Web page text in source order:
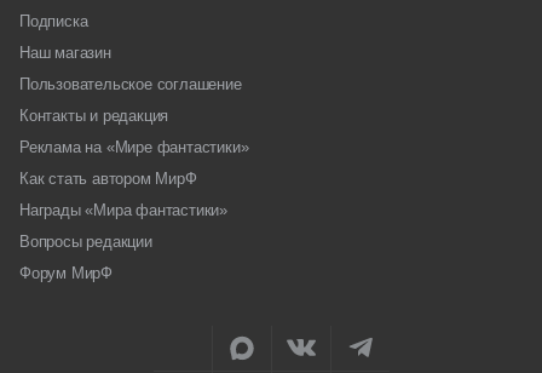
Подписка
Наш магазин
Пользовательское соглашение
Контакты и редакция
Реклама на «Мире фантастики»
Как стать автором МирФ
Награды «Мира фантастики»
Вопросы редакции
Форум МирФ